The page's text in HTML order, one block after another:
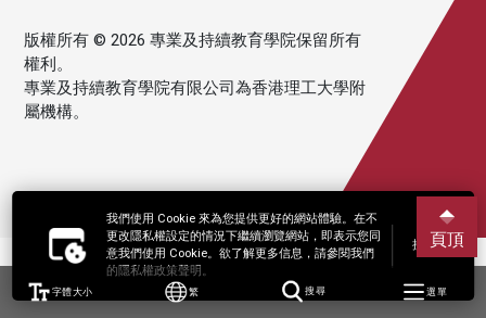
我們使用 Cookie 來為您提供更好的網站體驗。在不
更改隱私權設定的情況下繼續瀏覽網站，即表示您同
意我們使用 Cookie。欲了解更多信息，請參閱我們
的隱私權政策聲明。
接受
字體大小 繁 搜尋 選單
版權所有 © 2026 專業及持續教育學院保留所有
權利。
專業及持續教育學院有限公司為香港理工大學附
屬機構。
頁頂